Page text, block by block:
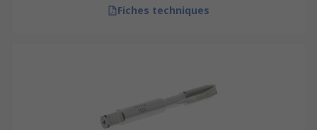
Fiches techniques